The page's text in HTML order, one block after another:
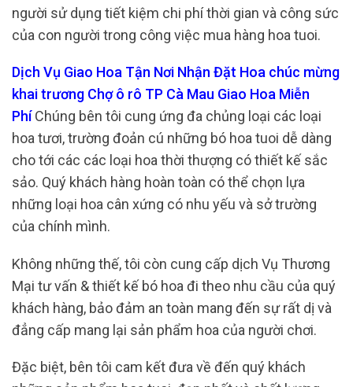
người sử dụng tiết kiệm chi phí thời gian và công sức
của con người trong công việc mua hàng hoa tuoi.
Dịch Vụ Giao Hoa Tận Nơi Nhận Đặt Hoa chúc mừng
khai trương Chợ ô rô TP Cà Mau Giao Hoa Miễn
PhíChúng bên tôi cung ứng đa chủng loại các loại
hoa tươi, trường đoản cú những bó hoa tuoi dễ dàng
cho tới các các loại hoa thời thượng có thiết kế sắc
sảo. Quý khách hàng hoàn toàn có thể chọn lựa
những loại hoa cân xứng có nhu yếu và sở trường
của chính mình.
Không những thế, tôi còn cung cấp dịch Vụ Thương
Mại tư vấn & thiết kế bó hoa đi theo nhu cầu của quý
khách hàng, bảo đảm an toàn mang đến sự rất dị và
đẳng cấp mang lại sản phẩm hoa của người chơi.
Đặc biệt, bên tôi cam kết đưa về đến quý khách